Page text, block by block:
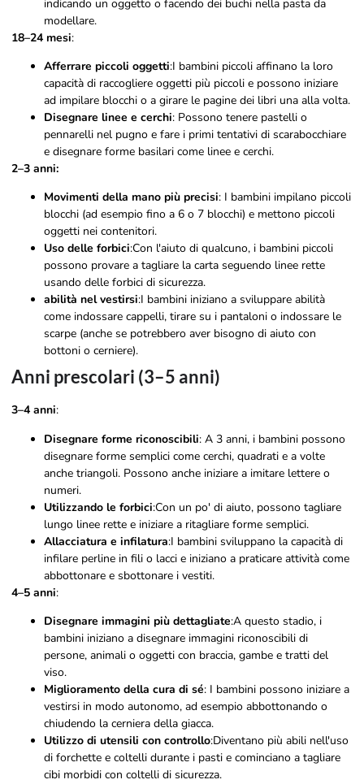
indicando un oggetto o facendo dei buchi nella pasta da
modellare.
18–24 mesi:
Afferrare piccoli oggetti:I bambini piccoli affinano la loro
capacità di raccogliere oggetti più piccoli e possono iniziare
ad impilare blocchi o a girare le pagine dei libri una alla volta.
Disegnare linee e cerchi: Possono tenere pastelli o
pennarelli nel pugno e fare i primi tentativi di scarabocchiare
e disegnare forme basilari come linee e cerchi.
2–3 anni:
Movimenti della mano più precisi: I bambini impilano piccoli
blocchi (ad esempio fino a 6 o 7 blocchi) e mettono piccoli
oggetti nei contenitori.
Uso delle forbici:Con l'aiuto di qualcuno, i bambini piccoli
possono provare a tagliare la carta seguendo linee rette
usando delle forbici di sicurezza.
abilità nel vestirsi:I bambini iniziano a sviluppare abilità
come indossare cappelli, tirare su i pantaloni o indossare le
scarpe (anche se potrebbero aver bisogno di aiuto con
bottoni o cerniere).
Anni prescolari (3–5 anni)
3–4 anni:
Disegnare forme riconoscibili: A 3 anni, i bambini possono
disegnare forme semplici come cerchi, quadrati e a volte
anche triangoli. Possono anche iniziare a imitare lettere o
numeri.
Utilizzando le forbici:Con un po' di aiuto, possono tagliare
lungo linee rette e iniziare a ritagliare forme semplici.
Allacciatura e infilatura:I bambini sviluppano la capacità di
infilare perline in fili o lacci e iniziano a praticare attività come
abbottonare e sbottonare i vestiti.
4–5 anni:
Disegnare immagini più dettagliate:A questo stadio, i
bambini iniziano a disegnare immagini riconoscibili di
persone, animali o oggetti con braccia, gambe e tratti del
viso.
Miglioramento della cura di sé: I bambini possono iniziare a
vestirsi in modo autonomo, ad esempio abbottonando o
chiudendo la cerniera della giacca.
Utilizzo di utensili con controllo:Diventano più abili nell'uso
di forchette e coltelli durante i pasti e cominciano a tagliare
cibi morbidi con coltelli di sicurezza.